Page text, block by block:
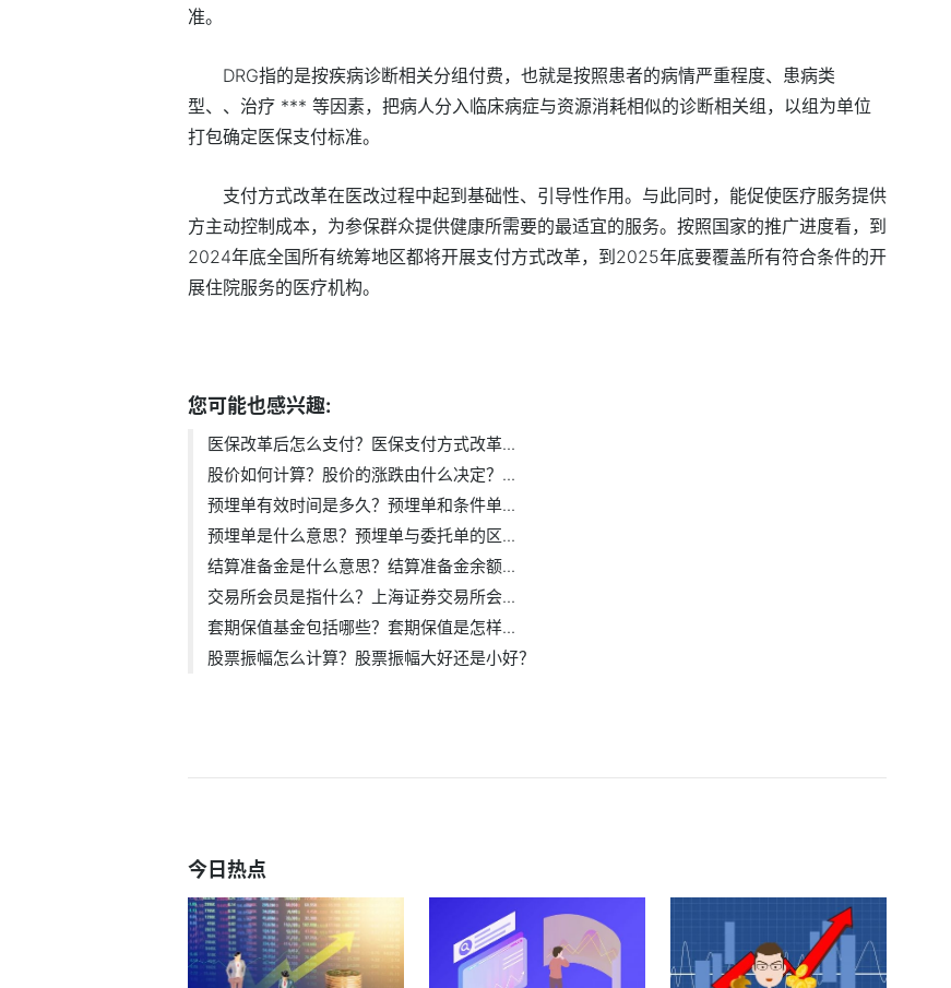
准。
DRG指的是按疾病诊断相关分组付费，也就是按照患者的病情严重程度、患病类
型、、治疗 *** 等因素，把病人分入临床病症与资源消耗相似的诊断相关组，以组为单位
打包确定医保支付标准。
支付方式改革在医改过程中起到基础性、引导性作用。与此同时，能促使医疗服务提供
方主动控制成本，为参保群众提供健康所需要的最适宜的服务。按照国家的推广进度看，到
2024年底全国所有统筹地区都将开展支付方式改革，到2025年底要覆盖所有符合条件的开
展住院服务的医疗机构。
您可能也感兴趣:
医保改革后怎么支付？医保支付方式改革...
股价如何计算？股价的涨跌由什么决定？...
预埋单有效时间是多久？预埋单和条件单...
预埋单是什么意思？预埋单与委托单的区...
结算准备金是什么意思？结算准备金余额...
交易所会员是指什么？上海证券交易所会...
套期保值基金包括哪些？套期保值是怎样...
股票振幅怎么计算？股票振幅大好还是小好？
今日热点